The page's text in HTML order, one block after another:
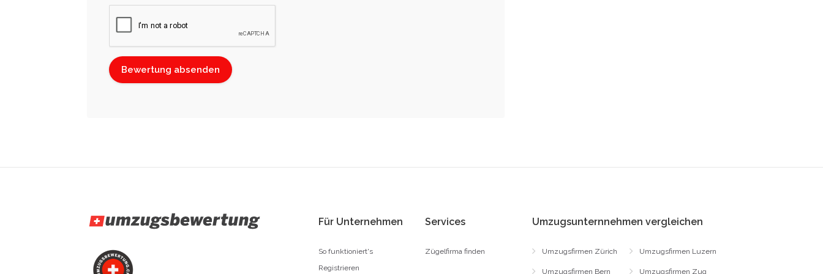
Für Unternehmen
So funktioniert's
Registrieren
Services
Zügelfirma finden
Umzugsunternnehmen vergleichen
Umzugsfirmen Zürich
Umzugsfirmen Bern
Umzugsfirmen Luzern
Umzugsfirmen Zug